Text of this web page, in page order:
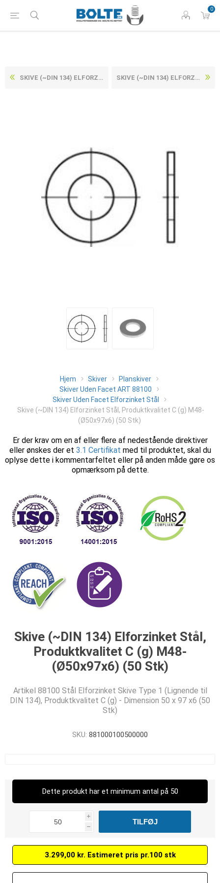
0
SKIVE (~DIN 134) ELFORZINKET STÅL, PRODUKTKVALITET C (G) M45-(Ø46X90X6) (50 STK) SKIVE (~DIN 134) ELFORZINKET STÅL, PRODUKTKVALITET C (G) M5-(Ø5,3X12X1) (200 STK)
Hjem Skiver
Planskiver
Skiver Uden Facet ART 88100
Skiver Uden Facet Elforzinket Stål
Skive (~DIN 134) Elforzinket Stål, Produktkvalitet C (g) M48-
(Ø50x97x6) (50 Stk)
Er der krav om en af eller flere af nedestående direktiver
eller ønskes der et 3.1 Certifikat med til produktet, skal du
oplyse dette i kommentarfeltet eller på anden måde gøre os
opmærksom på dette.
Skive (~DIN 134) Elforzinket Stål,
Produktkvalitet C (g) M48-
(Ø50x97x6) (50 Stk)
Artikel 88100 Stål Elforzinket Skive Type 1 (Lignende til
DIN 134), Produktkvalitet C (g) - Dimension 50 x 97 x6 (50
Stk)
SKU: 881000100500000
Dette produkt har et minimum antal på 50
i
h
3.299,00 kr. Estimeret pris pr.100 stk